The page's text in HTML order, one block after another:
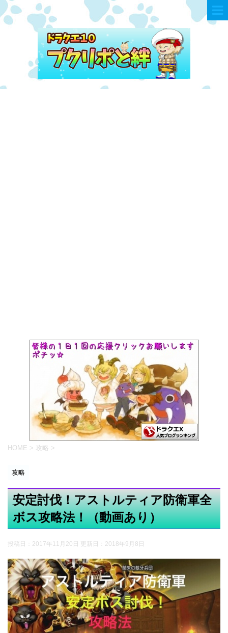
HOME > 攻略 >
攻略
安定討伐！アストルティア防衛軍全
ボス攻略法！（動画あり）
投稿日：2017年11月20日 更新日： 2018年9月8日